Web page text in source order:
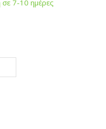
7-10 ημέρες